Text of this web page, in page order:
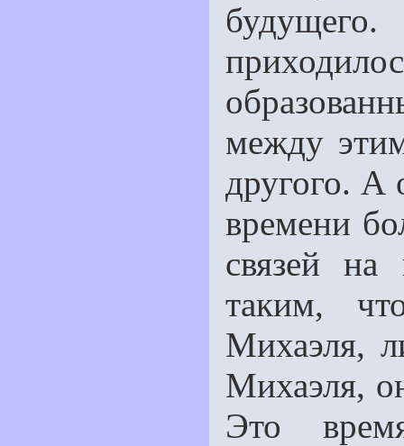
между
другого. А
времени
связей на
таким,
Михаэля,
Михаэля,
Это